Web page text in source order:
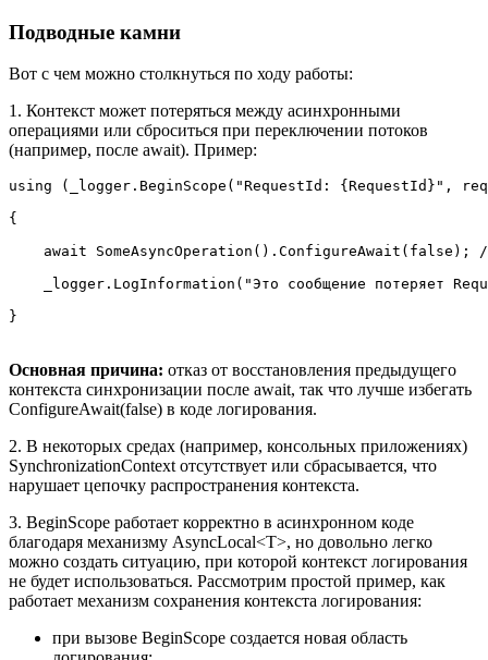
Подводные камни
Вот с чем можно столкнуться по ходу работы:
1. Контекст может потеряться между асинхронными
операциями или сброситься при переключении потоков
(например, после await). Пример:
using (_logger.BeginScope("RequestId: {RequestId}",
{
await SomeAsyncOperation().ConfigureAwait(false); //
_logger.LogInformation("Это сообщение потеряет
}
Основная причина: отказ от восстановления предыдущего
контекста синхронизации после await, так что лучше избегать
ConfigureAwait(false) в коде логирования.
2. В некоторых средах (например, консольных приложениях)
SynchronizationContext отсутствует или сбрасывается, что
нарушает цепочку распространения контекста.
3. BeginScope работает корректно в асинхронном коде
благодаря механизму AsyncLocal<T>, но довольно легко
можно создать ситуацию, при которой контекст логирования
не будет использоваться. Рассмотрим простой пример, как
работает механизм сохранения контекста логирования:
при вызове BeginScope создается новая область